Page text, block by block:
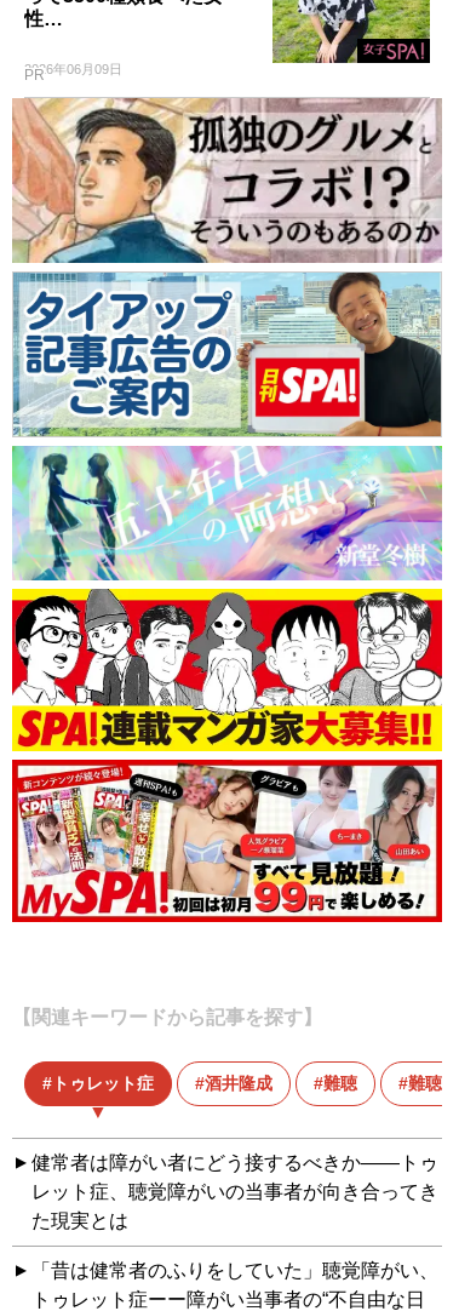
性…
2026年06月09日
PR
【関連キーワードから記事を探す】
トゥレット症 酒井隆成 難聴 難聴う
健常者は障がい者にどう接するべきか——トゥ
レット症、聴覚障がいの当事者が向き合ってき
た現実とは
「昔は健常者のふりをしていた」聴覚障がい、
トゥレット症ーー障がい当事者の“不自由な日